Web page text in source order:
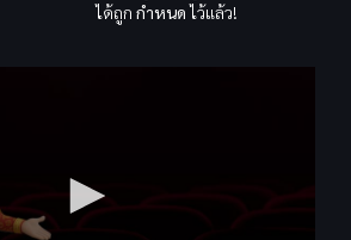
ได้ถูก กำหนดไว้แล้ว!